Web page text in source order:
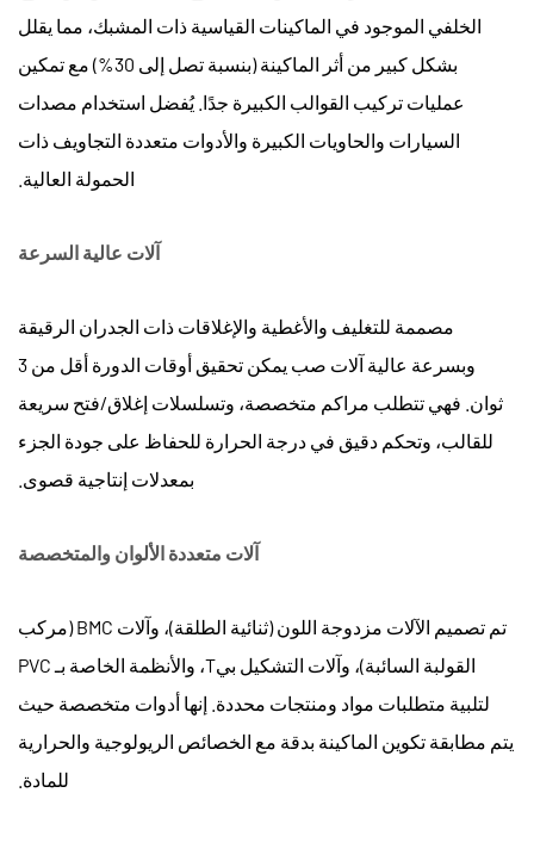
والفراغات
الخلفي الموجود في الماكينات القياسية ذات المشبك، مما يقلل
بشكل كبير من أثر الماكينة (بنسبة تصل إلى 30%) مع تمكين
عمليات تركيب القوالب الكبيرة جدًا. يُفضل استخدام مصدات
السيارات والحاويات الكبيرة والأدوات متعددة التجاويف ذات
الحمولة العالية.
آلات عالية السرعة
مصممة للتغليف والأغطية والإغلاقات ذات الجدران الرقيقة
وبسرعة عالية آلات صب
يمكن تحقيق أوقات الدورة أقل من 3
ثوان. فهي تتطلب مراكم متخصصة، وتسلسلات إغلاق/فتح سريعة
للقالب، وتحكم دقيق في درجة الحرارة للحفاظ على جودة الجزء
بمعدلات إنتاجية قصوى.
آلات متعددة الألوان والمتخصصة
تم تصميم الآلات مزدوجة اللون (ثنائية الطلقة)، وآلات BMC (مركب
القولبة السائبة)، وآلات التشكيل بيT، والأنظمة الخاصة بـ PVC
لتلبية متطلبات مواد ومنتجات محددة. إنها أدوات متخصصة حيث
يتم مطابقة تكوين الماكينة بدقة مع الخصائص الريولوجية والحرارية
للمادة.